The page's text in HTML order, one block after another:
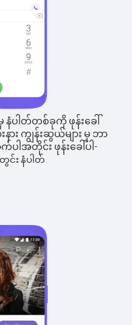
နံပါတ်တစ်ခုကို ဖုန်းခေါ်
နား ကျွန်းဆွယ်များ မှ ဘာ
ပါအတိုင်း ဖုန်းခေါ်ပါ-
င်း နံပါတ်